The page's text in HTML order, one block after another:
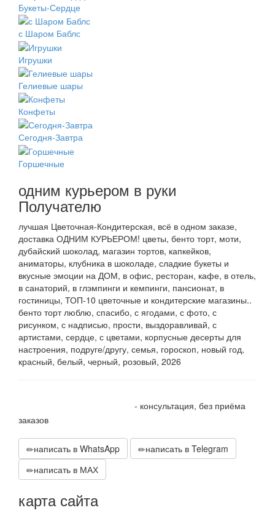
Букеты-Сердце
с Шаром Баблс
Игрушки
Гелиевые шары
Конфеты
Сегодня-Завтра
Горшечные
одним курьером в руки
Получателю
лучшая Цветочная-Кондитерская, всё в одном заказе,
доставка ОДНИМ КУРЬЕРОМ! цветы, бенто торт, моти,
дубайский шоколад, магазин тортов, капкейков,
аниматоры, клубника в шоколаде, сладкие букеты и
вкусные эмоции на ДОМ, в офис, ресторан, кафе, в отель,
в санаторий, в глэмпинги и кемпинги, пансионат, в
гостиницы, ТОП-10 цветочные и кондитерские магазины..
бенто торт люблю, спасибо, с ягодами, с фото, с
рисунком, с надписью, прости, выздоравливай, с
артистами, сердце, с цветами, корпусные десерты для
настроения, подруге/другу, семья, гороскоп, новый год,
красный, белый, черный, розовый, 2026
- консультация, без приёма
заказов
написать в WhatsApp
написать в Telegram
написать в МАХ
карта сайта